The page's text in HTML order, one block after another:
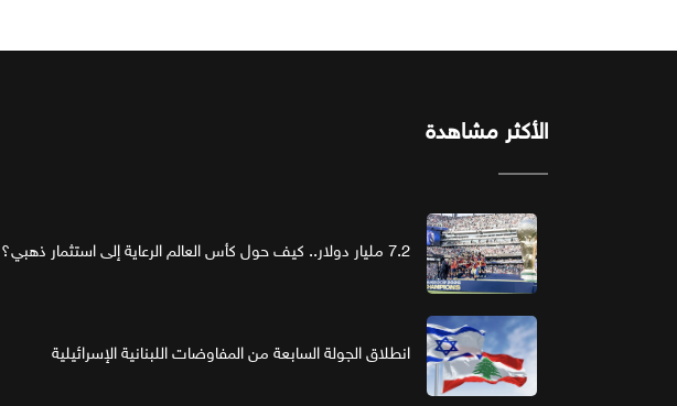
الأكثر مشاهدة
7.2 مليار دولار.. كيف حول كأس العالم الرعاية إلى استثمار ذهبي؟
انطلاق الجولة السابعة من المفاوضات اللبنانية الإسرائيلية